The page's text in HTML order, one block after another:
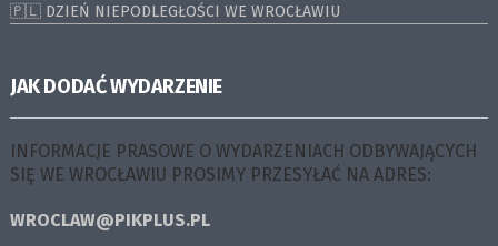
🇵🇱 DZIEŃ NIEPODLEGŁOŚCI WE WROCŁAWIU
JAK DODAĆ WYDARZENIE
INFORMACJE PRASOWE O WYDARZENIACH ODBYWAJĄCYCH
SIĘ WE WROCŁAWIU PROSIMY PRZESYŁAĆ NA ADRES:
WROCLAW@PIKPLUS.PL